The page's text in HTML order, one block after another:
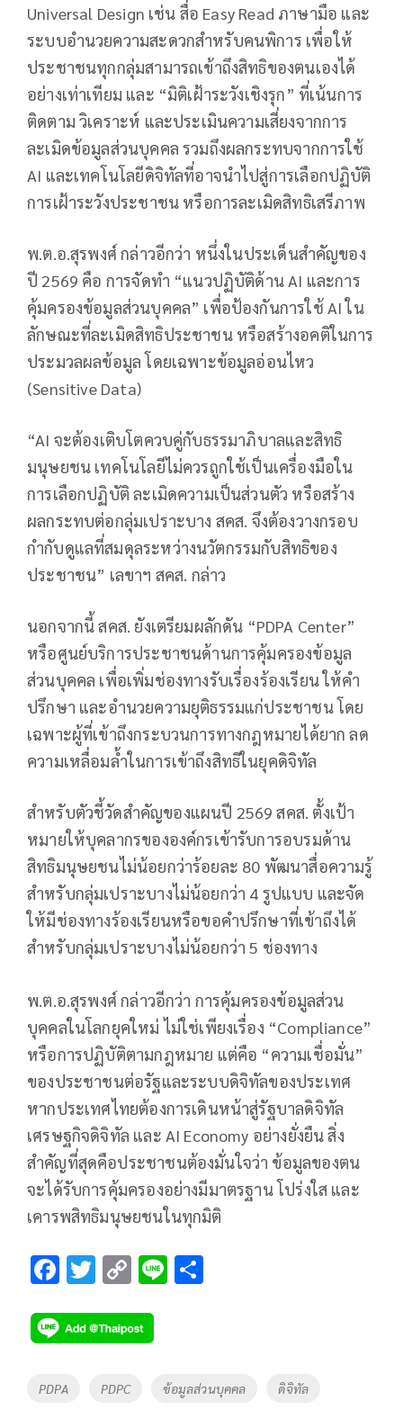
Universal Design เช่น สื่อ Easy Read ภาษามือ และ
ระบบอำนวยความสะดวกสำหรับคนพิการ เพื่อให้
ประชาชนทุกกลุ่มสามารถเข้าถึงสิทธิของตนเองได้
อย่างเท่าเทียม และ “มิติเฝ้าระวังเชิงรุก” ที่เน้นการ
ติดตาม วิเคราะห์ และประเมินความเสี่ยงจากการ
ละเมิดข้อมูลส่วนบุคคล รวมถึงผลกระทบจากการใช้
AI และเทคโนโลยีดิจิทัลที่อาจนำไปสู่การเลือกปฏิบัติ
การเฝ้าระวังประชาชน หรือการละเมิดสิทธิเสรีภาพ
พ.ต.อ.สุรพงศ์ กล่าวอีกว่า หนึ่งในประเด็นสำคัญของ
ปี 2569 คือ การจัดทำ “แนวปฏิบัติด้าน AI และการ
คุ้มครองข้อมูลส่วนบุคคล” เพื่อป้องกันการใช้ AI ใน
ลักษณะที่ละเมิดสิทธิประชาชน หรือสร้างอคติในการ
ประมวลผลข้อมูล โดยเฉพาะข้อมูลอ่อนไหว
(Sensitive Data)
“AI จะต้องเติบโตควบคู่กับธรรมาภิบาลและสิทธิ
มนุษยชน เทคโนโลยีไม่ควรถูกใช้เป็นเครื่องมือใน
การเลือกปฏิบัติ ละเมิดความเป็นส่วนตัว หรือสร้าง
ผลกระทบต่อกลุ่มเปราะบาง สคส. จึงต้องวางกรอบ
กำกับดูแลที่สมดุลระหว่างนวัตกรรมกับสิทธิของ
ประชาชน” เลขาฯ สคส. กล่าว
นอกจากนี้ สคส. ยังเตรียมผลักดัน “PDPA Center”
หรือศูนย์บริการประชาชนด้านการคุ้มครองข้อมูล
ส่วนบุคคล เพื่อเพิ่มช่องทางรับเรื่องร้องเรียน ให้คำ
ปรึกษา และอำนวยความยุติธรรมแก่ประชาชน โดย
เฉพาะผู้ที่เข้าถึงกระบวนการทางกฎหมายได้ยาก ลด
ความเหลื่อมล้ำในการเข้าถึงสิทธิในยุคดิจิทัล
สำหรับตัวชี้วัดสำคัญของแผนปี 2569 สคส. ตั้งเป้า
หมายให้บุคลากรขององค์กรเข้ารับการอบรมด้าน
สิทธิมนุษยชนไม่น้อยกว่าร้อยละ 80 พัฒนาสื่อความรู้
สำหรับกลุ่มเปราะบางไม่น้อยกว่า 4 รูปแบบ และจัด
ให้มีช่องทางร้องเรียนหรือขอคำปรึกษาที่เข้าถึงได้
สำหรับกลุ่มเปราะบางไม่น้อยกว่า 5 ช่องทาง
พ.ต.อ.สุรพงศ์ กล่าวอีกว่า การคุ้มครองข้อมูลส่วน
บุคคลในโลกยุคใหม่ ไม่ใช่เพียงเรื่อง “Compliance”
หรือการปฏิบัติตามกฎหมาย แต่คือ “ความเชื่อมั่น”
ของประชาชนต่อรัฐและระบบดิจิทัลของประเทศ
หากประเทศไทยต้องการเดินหน้าสู่รัฐบาลดิจิทัล
เศรษฐกิจดิจิทัล และ AI Economy อย่างยั่งยืน สิ่ง
สำคัญที่สุดคือประชาชนต้องมั่นใจว่า ข้อมูลของตน
จะได้รับการคุ้มครองอย่างมีมาตรฐาน โปร่งใส และ
เคารพสิทธิมนุษยชนในทุกมิติ
F
e
b
o
T
tt
er
C
p
y
Li
Tags
PDPA PDPC ข้อมูลส่วนบุคคล ดิจิทัล